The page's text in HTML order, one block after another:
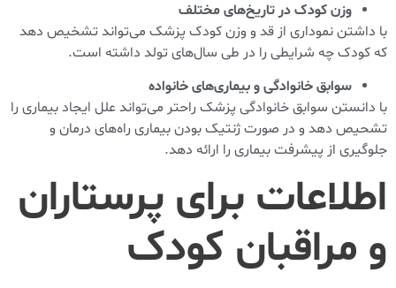
وزن کودک در تاریخ‌های مختلف
با داشتن نموداری از قد و وزن کودک پزشک می‌تواند تشخیص دهد
که کودک چه شرایطی را در طی سال‌های تولد داشته است.
سوابق خانوادگی و بیماری‌های خانواده
با دانستن سوابق خانوادگی پزشک راحتر می‌تواند علل ایجاد بیماری را
تشحیص دهد و در صورت ژنتیک بودن بیماری راه‌های درمان و
جلوگیری از پیشرفت بیماری را ارائه دهد.
اطلاعات برای پرستاران
و مراقبان کودک